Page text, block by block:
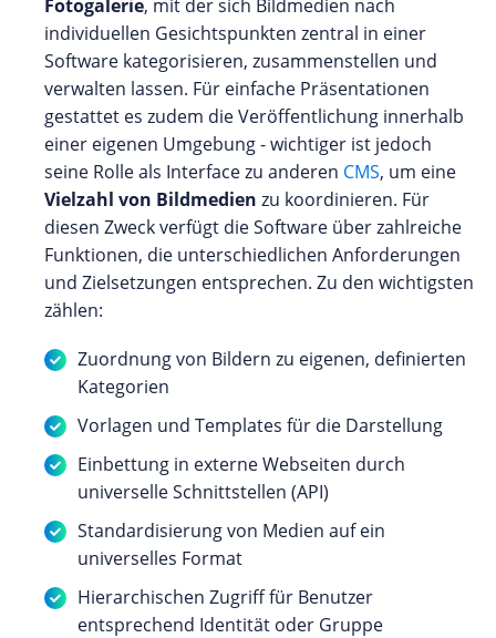
Fotogalerie, mit der sich Bildmedien nach
individuellen Gesichtspunkten zentral in einer
Software kategorisieren, zusammenstellen und
verwalten lassen. Für einfache Präsentationen
gestattet es zudem die Veröffentlichung innerhalb
einer eigenen Umgebung - wichtiger ist jedoch
seine Rolle als Interface zu anderen CMS, um eine
Vielzahl von Bildmedien zu koordinieren. Für
diesen Zweck verfügt die Software über zahlreiche
Funktionen, die unterschiedlichen Anforderungen
und Zielsetzungen entsprechen. Zu den wichtigsten
zählen:
Zuordnung von Bildern zu eigenen, definierten
Kategorien
Vorlagen und Templates für die Darstellung
Einbettung in externe Webseiten durch
universelle Schnittstellen (API)
Standardisierung von Medien auf ein
universelles Format
Hierarchischen Zugriff für Benutzer
entsprechend Identität oder Gruppe